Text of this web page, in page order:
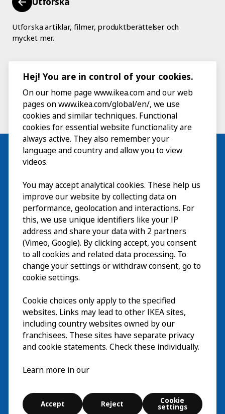
Utforska artiklar, filmer, produktberättelser och
mycket mer.
Besök
Utforska
På gång
Om
Cookie settings
Användarvillkor
Kontakt Digital accessibility statement
Hej! You are in control of your cookies.
On our home page www.ikea.com and our web
pages on www.ikea.com/global/en/, we use
cookies and similar techniques. Functional
cookies for essential website functionality are
always active. They also remember your
language and country and allow you to view
videos.
You may accept analytical cookies. These help us
improve our website by collecting data on
performance, geolocation and interactions. For
this, we use unique identifiers like your IP
address and share your data with 2 partners
(Vimeo, Google). By clicking accept, you consent
to all cookies and related data processing. To
change your settings or withdraw consent, go to
cookie settings.
Cookie choices only apply to the specified
websites. Links may lead to other IKEA sites,
including country websites owned by our
franchisees. These sites have separate privacy
and cookie statements. Check these individually.
Learn more in our
Accept Reject Cookie
settings